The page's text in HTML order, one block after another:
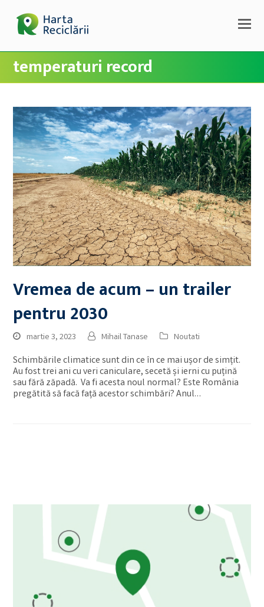
temperaturi record
Vremea de acum – un trailer
pentru 2030
martie 3, 2023 Mihail Tanase Noutati
Schimbările climatice sunt din ce în ce mai ușor de simțit.
Au fost trei ani cu veri caniculare, secetă și ierni cu puțină
sau fără zăpadă. Va fi acesta noul normal? Este România
pregătită să facă față acestor schimbări? Anul…